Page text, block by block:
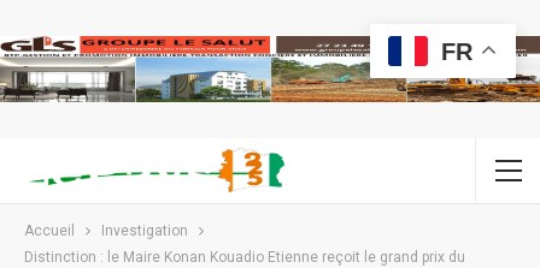
Accueil
Investigation
Distinction : le Maire Konan Kouadio Etienne reçoit le grand prix du
FR